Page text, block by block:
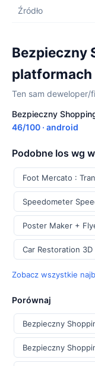
Źródło
Bezpieczny
platformach
Ten sam deweloper/
Bezpieczny
46/100 · android
Podobne Ios wg
Foot Mercato :
Speedometer
Poster Maker +
Car Restoration 3D
Zobacz wszystkie
Porównaj
Bezpieczny
Bezpieczny